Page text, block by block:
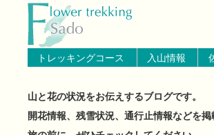
ブログ（佐渡島の
トレッキングコース 入山情報
山と花の状況をお伝えするブログです。
開花情報、残雪状況、通行止情報などを掲
トップページへ戻る